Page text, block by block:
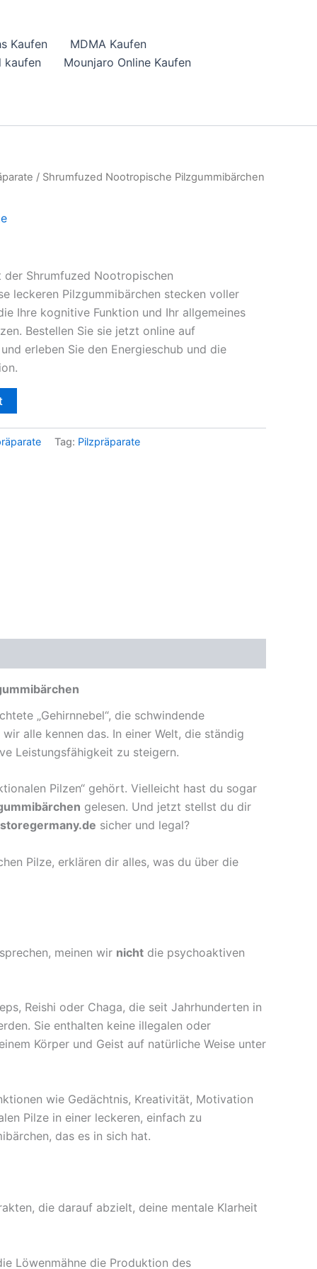
Kaufen
MDMA Kaufen
kaufen
Mounjaro Online Kaufen
/ Shrumfuzed Nootropische Pilzgummibärchen
Shrumfuzed Nootropischen
leckeren Pilzgummibärchen stecken voller
Ihre kognitive Funktion und Ihr allgemeines
Bestellen Sie sie jetzt online auf
erleben Sie den Energieschub und die
Tag: Pilzpräparate
„Gehirnnebel“, die schwindende
alle kennen das. In einer Welt, die ständig
Leistungsfähigkeit zu steigern.
Pilzen“ gehört. Vielleicht hast du sogar
gelesen. Und jetzt stellst du dir
sicher und legal?
Pilze, erklären dir alles, was du über die
meinen wir nicht die psychoaktiven
Reishi oder Chaga, die seit Jahrhunderten in
Sie enthalten keine illegalen oder
Körper und Geist auf natürliche Weise unter
wie Gedächtnis, Kreativität, Motivation
Pilze in einer leckeren, einfach zu
das es in sich hat.
die darauf abzielt, deine mentale Klarheit
Löwenmähne die Produktion des